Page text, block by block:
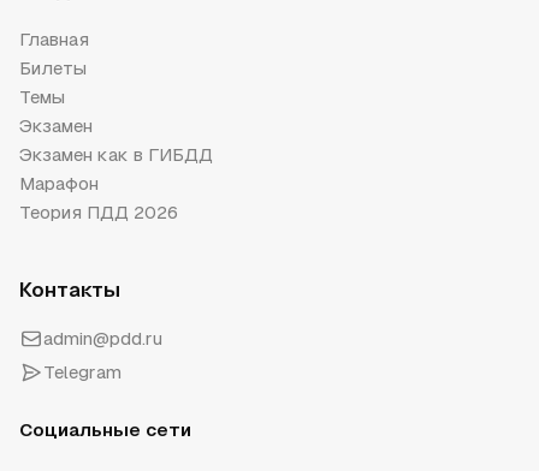
Главная
Билеты
Темы
Экзамен
Экзамен как в ГИБДД
Марафон
Теория ПДД 2026
Контакты
admin@pdd.ru
Telegram
Социальные сети